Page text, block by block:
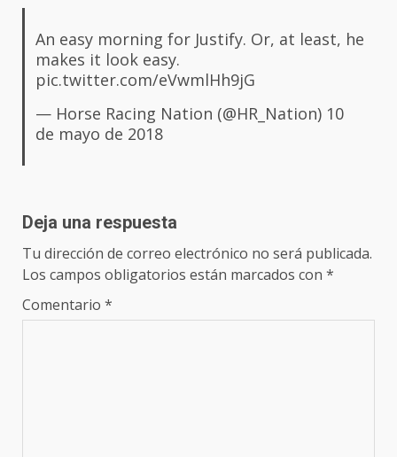
An easy morning for Justify. Or, at least, he
makes it look easy.
pic.twitter.com/eVwmlHh9jG
— Horse Racing Nation (@HR_Nation) 10
de mayo de 2018
Deja una respuesta
Tu dirección de correo electrónico no será publicada.
Los campos obligatorios están marcados con *
Comentario *